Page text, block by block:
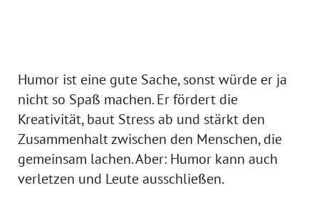
Humor ist eine gute Sache, sonst würde er ja
nicht so Spaß machen. Er fördert die
Kreativität, baut Stress ab und stärkt den
Zusammenhalt zwischen den Menschen, die
gemeinsam lachen. Aber: Humor kann auch
verletzen und Leute ausschließen.